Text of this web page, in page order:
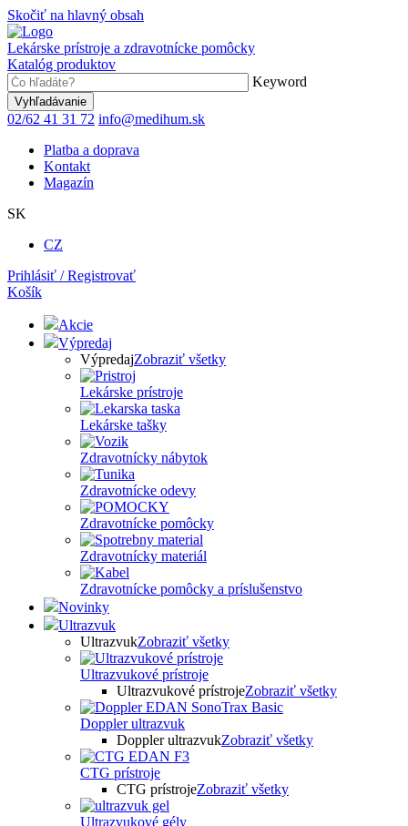
Skočiť na hlavný obsah
Lekárske prístroje a zdravotnícke pomôcky
Katalóg produktov
Keyword
02/62 41 31 72 info@medihum.sk
Platba a doprava
Kontakt
Magazín
SK
CZ
Prihlásiť / Registrovať
Košík
Akcie
Výpredaj
VýpredajZobraziť všetky
Lekárske prístroje
Lekárske tašky
Zdravotnícky nábytok
Zdravotnícke odevy
Zdravotnícke pomôcky
Zdravotnícky materiál
Zdravotnícke pomôcky a príslušenstvo
Novinky
Ultrazvuk
UltrazvukZobraziť všetky
Ultrazvukové prístroje
Ultrazvukové prístrojeZobraziť všetky
Doppler ultrazvuk
Doppler ultrazvukZobraziť všetky
CTG prístroje
CTG prístrojeZobraziť všetky
Ultrazvukové gély